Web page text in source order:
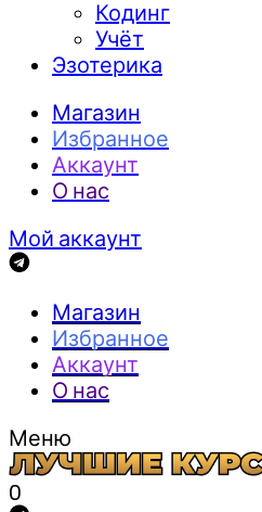
Кодинг
Учёт
Эзотерика
Магазин
Избранное
Аккаунт
О нас
Мой аккаунт
Магазин
Избранное
Аккаунт
О нас
Меню
0